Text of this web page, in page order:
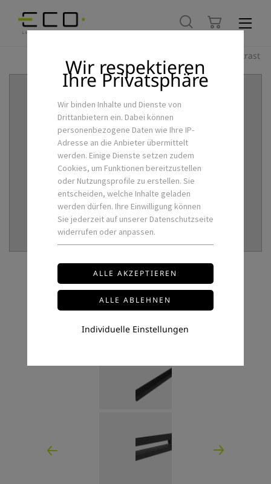
Hoher Kontrast
Wir respektieren
Ihre Privatsphäre
Wir binden Inhalte und Dienste von
Drittanbietern ein. Dabei können
personenbezogene Daten wie Ihre IP-
Adresse an die Anbieter übermittelt
werden. Einige Dienste setzen zudem
Cookies, um Funktionen bereitzustellen
oder Nutzungsprofile zu erstellen. Sie
entscheiden, welche Inhalte geladen
werden dürfen. Ihre Einwilligung können
Sie jederzeit auf unserer Datenschutzseite
widerrufen oder anpassen.
Individuelle Einstellungen